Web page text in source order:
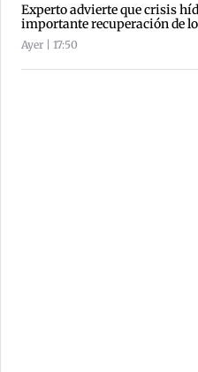
Experto advierte que crisis
importante recuperación de
Ayer | 17:50